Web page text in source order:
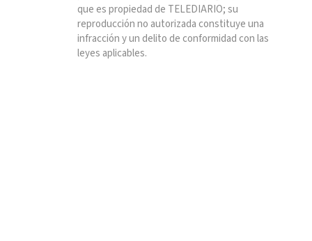
que es propiedad de TELEDIARIO; su
reproducción no autorizada constituye una
infracción y un delito de conformidad con las
leyes aplicables.